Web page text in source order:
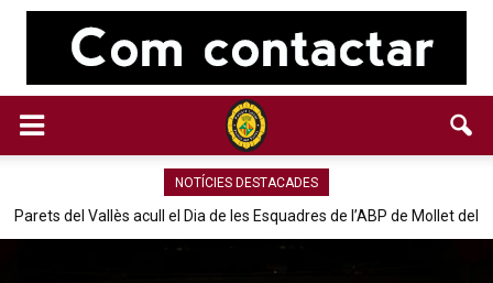
NOTÍCIES DESTACADES
Parets del Vallès acull el Dia de les Esquadres de l’ABP de Mollet del